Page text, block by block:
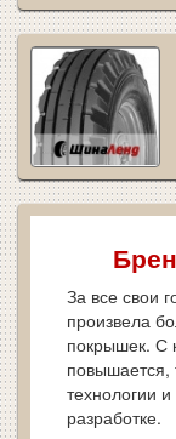
За все свои
произвела
покрышек. С
повышается,
технологии
разработке.